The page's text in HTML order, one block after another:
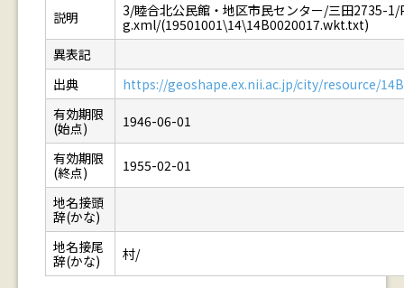
説明
3/睦合北公民館・地区市民センター/三田2735-
g.xml/(19501001\14\14B0020017.wkt.txt)
異表記
出典
https://geoshape.ex.nii.ac.jp/city/resource/
有効期限
(始点)
1946-06-01
有効期限
(終点)
1955-02-01
地名接頭
辞(かな)
地名接尾
辞(かな)
村/